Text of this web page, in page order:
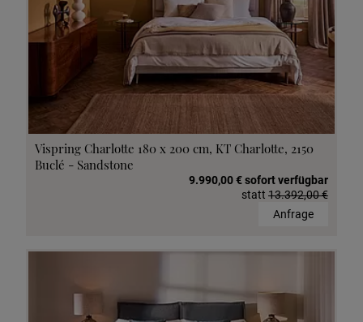
Vispring Charlotte 180 x 200 cm, KT Charlotte, 2150
Buclé - Sandstone
9.990,00 € sofort verfügbar
statt 13.392,00 €
Anfrage